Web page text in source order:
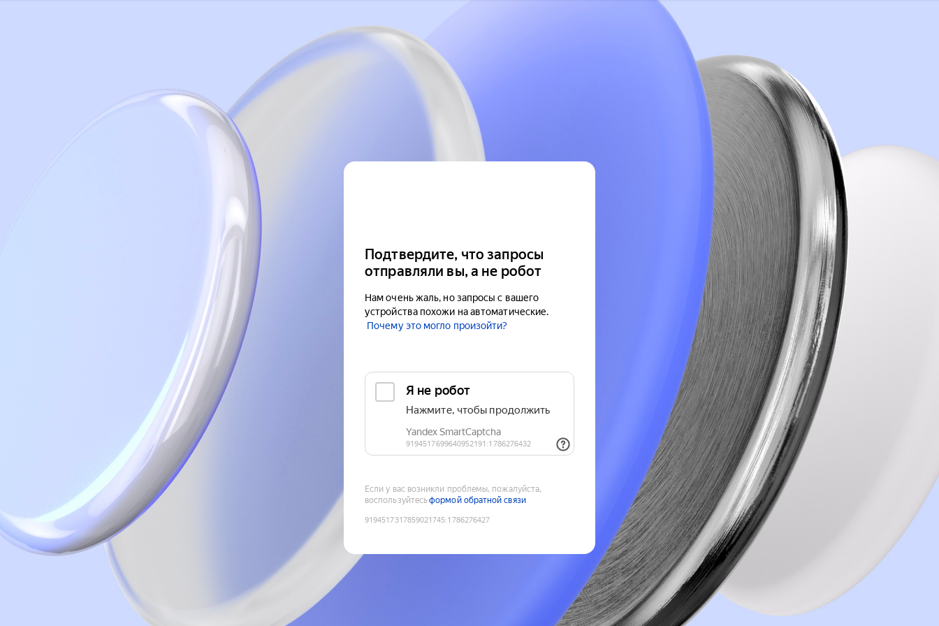
Подтвердите, что запросы
отправляли вы, а не робот
Нам очень жаль, но запросы с вашего
устройства похожи на автоматические.
Почему это могло произойти?
Если у вас возникли проблемы, пожалуйста,
воспользуйтесьформой обратной связи
9194517317859021745:1786276427